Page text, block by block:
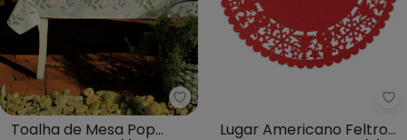
Lepper - Toalha de Mesa Pop
Toalha de Mesa Pop
Lugar Americano Feltro